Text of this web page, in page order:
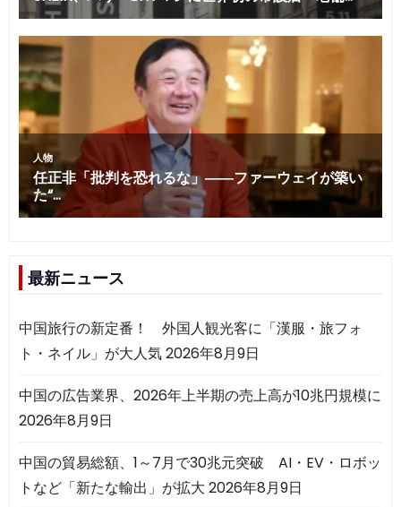
最新ニュース
中国旅行の新定番！ 外国人観光客に「漢服・旅フォ
ト・ネイル」が大人気2026年8月9日
中国の広告業界、2026年上半期の売上高が10兆円規模に
2026年8月9日
中国の貿易総額、1～7月で30兆元突破 AI・EV・ロボッ
トなど「新たな輸出」が拡大 2026年8月9日